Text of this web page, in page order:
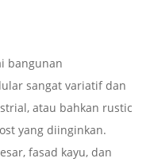
bangunan
sangat variatif dan
atau bahkan rustic
yang diinginkan.
fasad kayu, dan